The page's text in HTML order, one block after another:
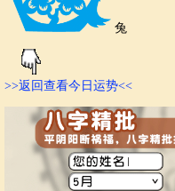
兔
>>返回查看今日运势<<